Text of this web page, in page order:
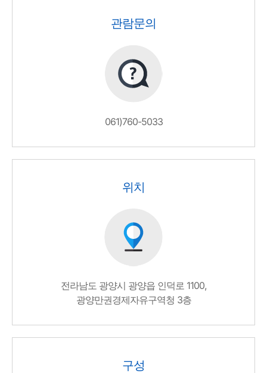
관람문의
061)760-5033
위치
전라남도 광양시 광양읍 인덕로 1100,
광양만권경제자유구역청 3층
구성